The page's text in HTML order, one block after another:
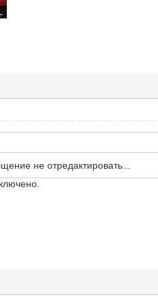
не отредактировать...